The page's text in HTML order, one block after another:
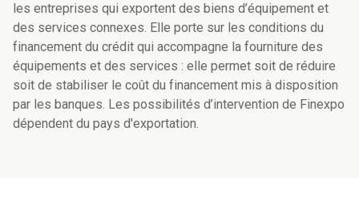
les entreprises qui exportent des biens d’équipement et
des services connexes. Elle porte sur les conditions du
financement du crédit qui accompagne la fourniture des
équipements et des services : elle permet soit de réduire
soit de stabiliser le coût du financement mis à disposition
par les banques. Les possibilités d’intervention de Finexpo
dépendent du pays d'exportation.